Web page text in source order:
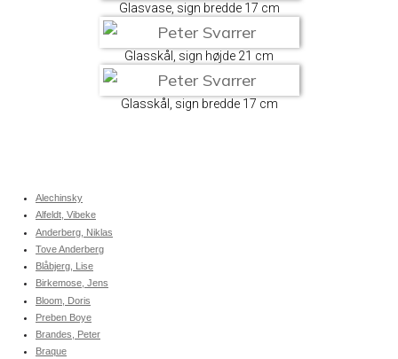
Alechinsky
Alfeldt, Vibeke
Anderberg, Niklas
Tove Anderberg
Blåbjerg, Lise
Birkemose, Jens
Bloom, Doris
Preben Boye
Brandes, Peter
Braque
Glasvase, sign bredde 17 cm
Glasskål, sign højde 21 cm
Glasskål, sign bredde 17 cm